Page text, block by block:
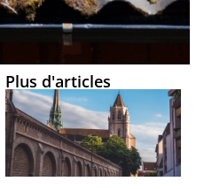
Plus d'articles